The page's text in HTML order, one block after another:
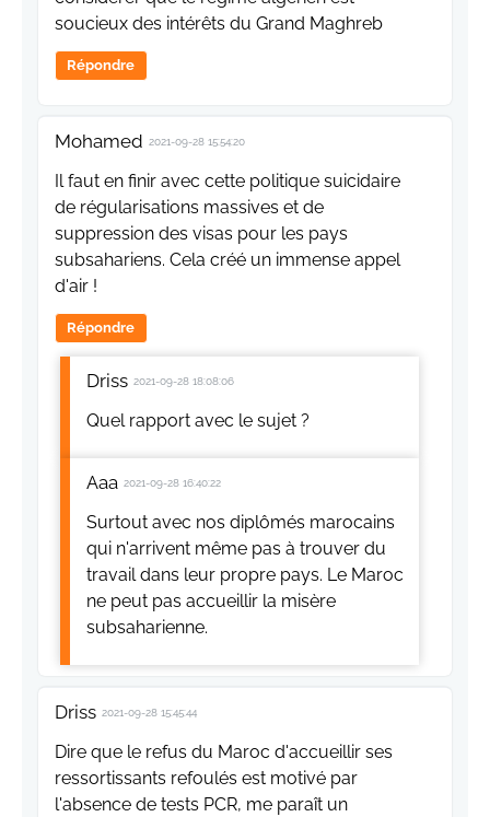
soucieux des intérêts du Grand Maghreb
Répondre
Mohamed 2021-09-28 15:54:20
Il faut en finir avec cette politique suicidaire
de régularisations massives et de
suppression des visas pour les pays
subsahariens. Cela créé un immense appel
d'air !
Répondre
Driss 2021-09-28 18:08:06
Quel rapport avec le sujet ?
Aaa 2021-09-28 16:40:22
Surtout avec nos diplômés marocains
qui n'arrivent même pas à trouver du
travail dans leur propre pays. Le Maroc
ne peut pas accueillir la misère
subsaharienne.
Driss 2021-09-28 15:45:44
Dire que le refus du Maroc d'accueillir ses
ressortissants refoulés est motivé par
l'absence de tests PCR, me paraît un